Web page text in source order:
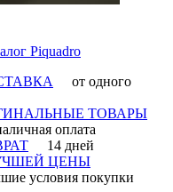
Piquadro
от одного
ТОВАРЫ
оплата
14 дней
ЦЕНЫ
условия покупки